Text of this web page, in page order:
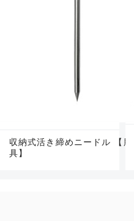
収納式活き締めニードル 【
具】